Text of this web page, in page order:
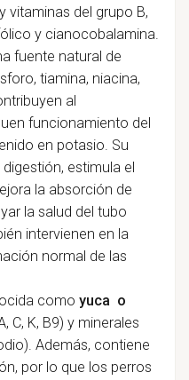
vitaminas del grupo B,
y cianocobalamina.
fuente natural de
tiamina, niacina,
al
funcionamiento del
en potasio. Su
estimula el
la absorción de
la salud del tubo
intervienen en la
normal de las
como yuca o
C, K, B9) y minerales
Además, contiene
por lo que los perros